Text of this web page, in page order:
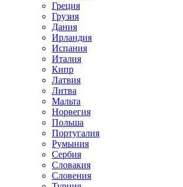
Греция
Грузия
Дания
Ирландия
Испания
Италия
Кипр
Латвия
Литва
Мальта
Норвегия
Польша
Португалия
Румыния
Сербия
Словакия
Словения